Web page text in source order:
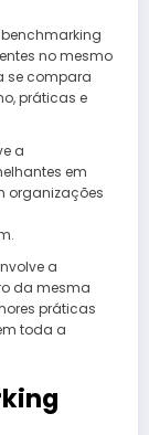
benchmarking
no mesmo
se compara
práticas e
a
em
organizações
a
da mesma
práticas
toda a